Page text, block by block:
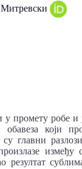
у промету робе
који
су главни
резултат